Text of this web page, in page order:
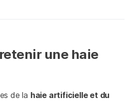
une haie
de la haie artificielle et du